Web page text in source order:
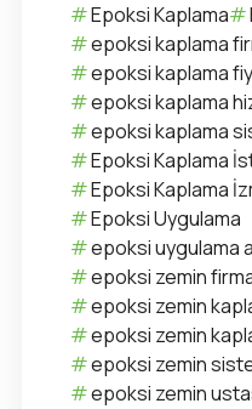
Epoksi Kaplama
epoksi kaplama
epoksi kaplama
epoksi kaplama
epoksi kaplama
Epoksi Kaplama
Epoksi Kaplama
Epoksi Uygulama
epoksi uygulama
epoksi zemin
epoksi zemin
epoksi zemin
epoksi zemin
epoksi zemin